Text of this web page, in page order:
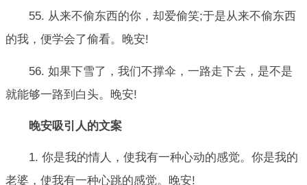
55. 从来不偷东西的你，却爱偷笑;于是从来不偷东西
的我，便学会了偷看。晚安!
56. 如果下雪了，我们不撑伞，一路走下去，是不是
就能够一路到白头。晚安!
晚安吸引人的文案
1. 你是我的情人，使我有一种心动的感觉。你是我的
老婆，使我有一种心跳的感觉。晚安!